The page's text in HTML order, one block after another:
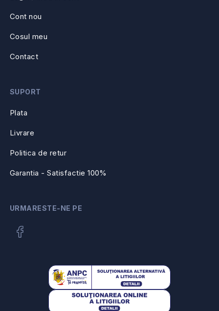
Cont nou
Cosul meu
Contact
SUPORT
Plata
Livrare
Politica de retur
Garantia - Satisfactie 100%
URMARESTE-NE PE